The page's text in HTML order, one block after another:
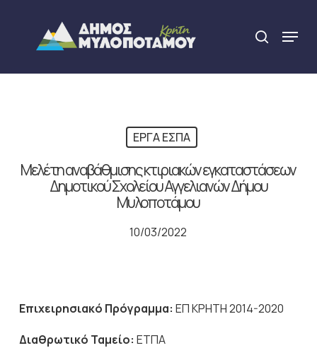
content
search
Menu
ΕΡΓΑ ΕΣΠΑ
Μελέτη αναβάθμισης κτιριακών εγκαταστάσεων
Δημοτικού Σχολείου Αγγελιανών Δήμου
Μυλοποτάμου
10/03/2022
Επιχειρησιακό Πρόγραμμα: ΕΠ ΚΡΗΤΗ 2014-2020
Διαθρωτικό Ταμείο: ΕΤΠΑ
Close